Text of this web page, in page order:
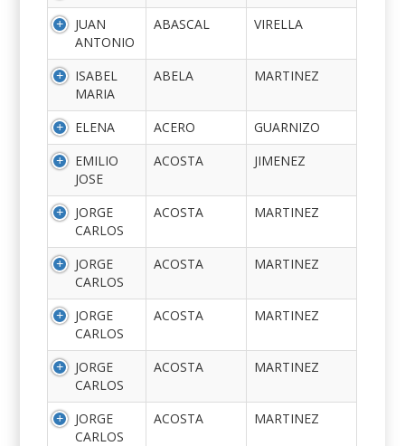
JUAN
ANTONIO
ABASCAL VIRELLA
ISABEL
MARIA
ABELA MARTINEZ
ELENA ACERO
GUARNIZO
EMILIO
JOSE
ACOSTA JIMENEZ
JORGE
CARLOS
ACOSTA MARTINEZ
JORGE
CARLOS
ACOSTA MARTINEZ
JORGE
CARLOS
ACOSTA MARTINEZ
JORGE
CARLOS
ACOSTA MARTINEZ
JORGE
CARLOS
ACOSTA MARTINEZ